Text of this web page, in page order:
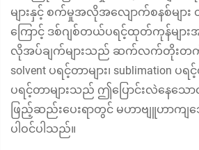
များနှင့် စက်မှုအလိုအလျောက်စနစ်မျ
ကြောင့် ဒစ်ဂျစ်တယ်ပရင့်ထုတ်ကုန်မျာ
လိုအပ်ချက်များသည် ဆက်လက်တိုးတက်
solvent ပရင့်တာများ၊ sublimation ပရ
ပရင့်တာများသည် ဤပြောင်းလဲနေသေ
ဖြည့်ဆည်းပေးရာတွင် မဟာဗျူဟာကျ
ပါဝင်ပါသည်။